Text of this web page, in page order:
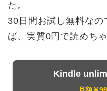
た。
30日間お試し無料な
ば、実質0円で読めち
Kindle